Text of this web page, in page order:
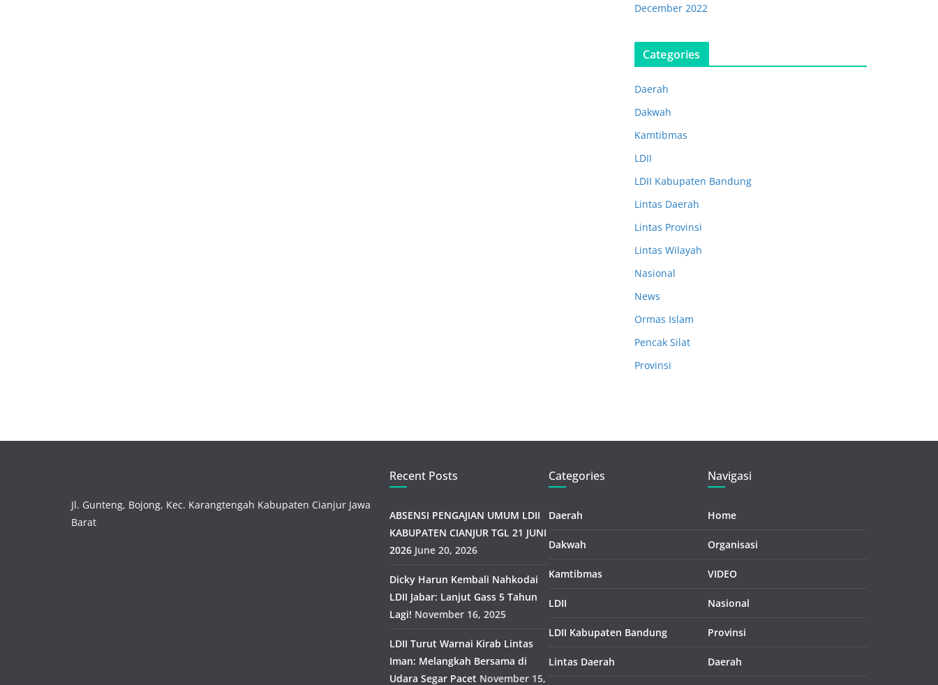
December 2022
Categories
Daerah
Dakwah
Kamtibmas
LDII
LDII Kabupaten Bandung
Lintas Daerah
Lintas Provinsi
Lintas Wilayah
Nasional
News
Ormas Islam
Pencak Silat
Provinsi
Jl. Gunteng, Bojong, Kec. Karangtengah Kabupaten Cianjur Jawa
Barat
Recent Posts
ABSENSI PENGAJIAN UMUM LDII
KABUPATEN CIANJUR TGL 21 JUNI
2026 June 20, 2026
Dicky Harun Kembali Nahkodai
LDII Jabar: Lanjut Gass 5 Tahun
Lagi! November 16, 2025
LDII Turut Warnai Kirab Lintas
Iman: Melangkah Bersama di
Udara Segar Pacet November 15,
Categories
Daerah
Dakwah
Kamtibmas
LDII
LDII Kabupaten Bandung
Lintas Daerah
Navigasi
Home
Organisasi
VIDEO
Nasional
Provinsi
Daerah